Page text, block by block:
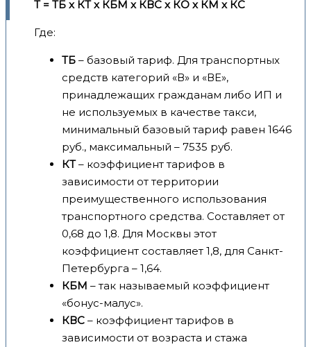
Т = ТБ x КТ x КБМ x КВС x КО x КМ x КС
Где:
ТБ – базовый тариф. Для транспортных
средств категорий «В» и «ВЕ»,
принадлежащих гражданам либо ИП и
не используемых в качестве такси,
минимальный базовый тариф равен 1646
руб., максимальный – 7535 руб.
КТ– коэффициент тарифов в
зависимости от территории
преимущественного использования
транспортного средства. Составляет от
0,68 до 1,8. Для Москвы этот
коэффициент составляет 1,8, для Санкт-
Петербурга – 1,64.
КБМ – так называемый коэффициент
«бонус-малус».
КВС – коэффициент тарифов в
зависимости от возраста и стажа